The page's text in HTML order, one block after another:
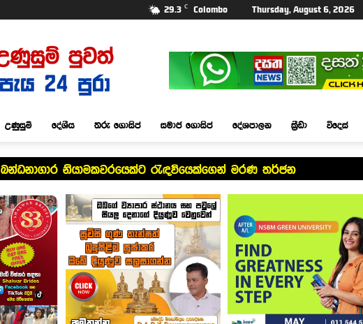
29.3 C Colombo Thursday, August 6, 2026
Dasatha
Lanka
News
උණුසුම් දේශීය තරු ගොසිප් සමාජ ගොසිප් දේශපාලන ක්‍රීඩා විදෙස්
බන්ධනාගාර නියාමකවරයෙක්ට රැඳවියෙක්ගෙන් මරණ තර්ජන